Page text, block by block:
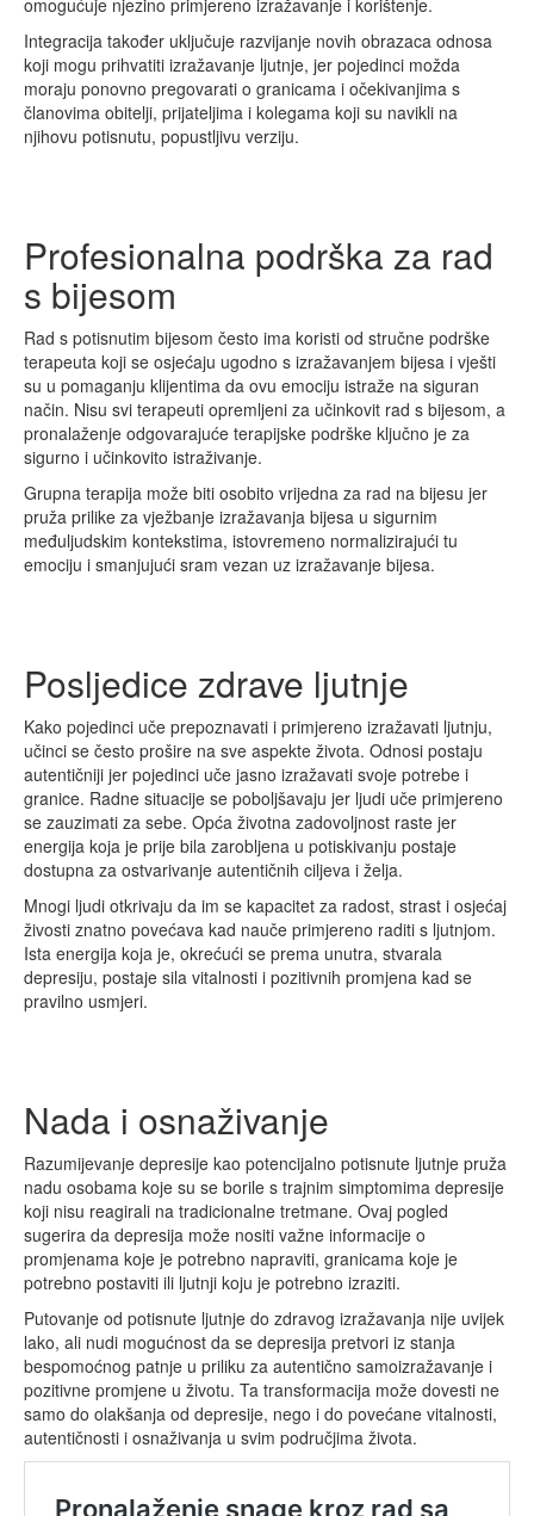
omogućuje njezino primjereno izražavanje i korištenje.
Integracija također uključuje razvijanje novih obrazaca odnosa
koji mogu prihvatiti izražavanje ljutnje, jer pojedinci možda
moraju ponovno pregovarati o granicama i očekivanjima s
članovima obitelji, prijateljima i kolegama koji su navikli na
njihovu potisnutu, popustljivu verziju.
Profesionalna podrška za rad
s bijesom
Rad s potisnutim bijesom često ima koristi od stručne podrške
terapeuta koji se osjećaju ugodno s izražavanjem bijesa i vješti
su u pomaganju klijentima da ovu emociju istraže na siguran
način. Nisu svi terapeuti opremljeni za učinkovit rad s bijesom, a
pronalaženje odgovarajuće terapijske podrške ključno je za
sigurno i učinkovito istraživanje.
Grupna terapija može biti osobito vrijedna za rad na bijesu jer
pruža prilike za vježbanje izražavanja bijesa u sigurnim
međuljudskim kontekstima, istovremeno normalizirajući tu
emociju i smanjujući sram vezan uz izražavanje bijesa.
Posljedice zdrave ljutnje
Kako pojedinci uče prepoznavati i primjereno izražavati ljutnju,
učinci se često prošire na sve aspekte života. Odnosi postaju
autentičniji jer pojedinci uče jasno izražavati svoje potrebe i
granice. Radne situacije se poboljšavaju jer ljudi uče primjereno
se zauzimati za sebe. Opća životna zadovoljnost raste jer
energija koja je prije bila zarobljena u potiskivanju postaje
dostupna za ostvarivanje autentičnih ciljeva i želja.
Mnogi ljudi otkrivaju da im se kapacitet za radost, strast i osjećaj
živosti znatno povećava kad nauče primjereno raditi s ljutnjom.
Ista energija koja je, okrećući se prema unutra, stvarala
depresiju, postaje sila vitalnosti i pozitivnih promjena kad se
pravilno usmjeri.
Nada i osnaživanje
Razumijevanje depresije kao potencijalno potisnute ljutnje pruža
nadu osobama koje su se borile s trajnim simptomima depresije
koji nisu reagirali na tradicionalne tretmane. Ovaj pogled
sugerira da depresija može nositi važne informacije o
promjenama koje je potrebno napraviti, granicama koje je
potrebno postaviti ili ljutnji koju je potrebno izraziti.
Putovanje od potisnute ljutnje do zdravog izražavanja nije uvijek
lako, ali nudi mogućnost da se depresija pretvori iz stanja
bespomoćnog patnje u priliku za autentično samoizražavanje i
pozitivne promjene u životu. Ta transformacija može dovesti ne
samo do olakšanja od depresije, nego i do povećane vitalnosti,
autentičnosti i osnaživanja u svim područjima života.